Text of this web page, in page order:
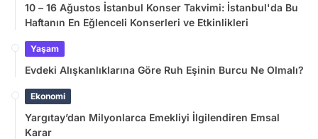
10 – 16 Ağustos İstanbul Konser Takvimi: İstanbul'da Bu
Haftanın En Eğlenceli Konserleri ve Etkinlikleri
Yaşam
Evdeki Alışkanlıklarına Göre Ruh Eşinin Burcu Ne Olmalı?
Ekonomi
Yargıtay’dan Milyonlarca Emekliyi İlgilendiren Emsal
Karar